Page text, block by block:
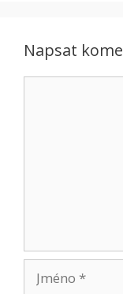
Napsat